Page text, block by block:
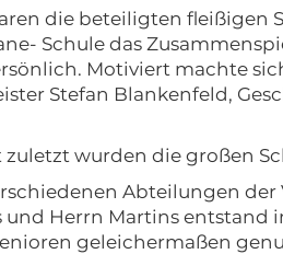
die beteiligten fleißigen
Schule das
Motiviert machte
Stefan Blankenfeld,
zuletzt wurden die großen
Abteilungen der
und Herrn Martins entstand
geleichermaßen